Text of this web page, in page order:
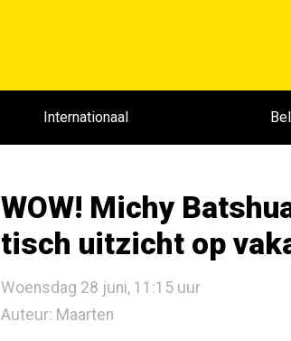
Internationaal
WOW! Michy
tisch uitzicht op
Woensdag 28 juni, 11:15 uur
Auteur: Maarten